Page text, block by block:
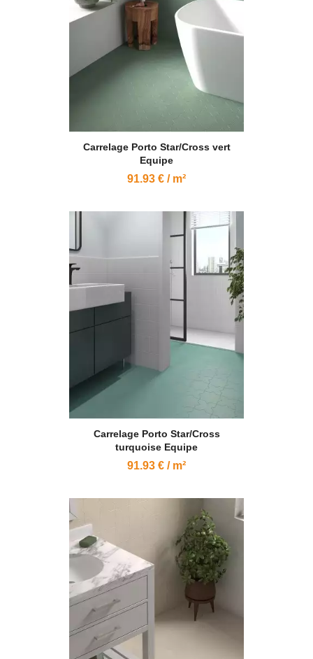
Carrelage Porto Star/Cross vert
Equipe
91.93 € / m²
Carrelage Porto Star/Cross
turquoise Equipe
91.93 € / m²